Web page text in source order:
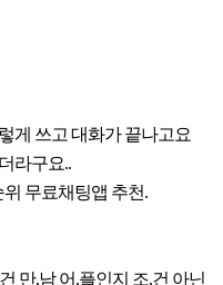
게 쓰고 대화가 끝나고요
라구요..
무료채팅앱 추천.
만,남 어,플인지 조,건 아닌